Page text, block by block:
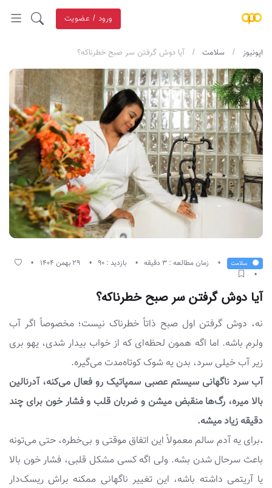
ورود / عضویت
اپونیوز سلامت آیا دوش گرفتن سر صبح خطرناکه؟
سلامت زمان مطالعه : 3 دقیقه بازدید : 90
آیا دوش گرفتن سر صبح خطرناکه؟
نه، دوش گرفتن اول صبح ذاتاً خطرناک نیست؛ مخصوصاً اگر آب
ولرم باشه. اما اگه همون لحظه‌ای که از خواب بیدار شدی، یهو بری
زیر آب خیلی سرد، بدن یه شوک کوتاه‌مدت می‌گیره.
آب سرد ناگهانی سیستم عصبی سمپاتیک رو فعال می‌کنه، آدرنالین
بالا میره، رگ‌ها منقبض میشن و ضربان قلب و فشار خون برای چند
دقیقه زیاد میشه.
.برای یه آدم سالم معمولاً این اتفاق موقتی و بی‌خطره، حتی می‌تونه
باعث سرحال شدن بشه. ولی اگه کسی مشکل قلبی، فشار خون بالا
یا آریتمی داشته باشه، این تغییر ناگهانی ممکنه براش ریسک‌دار